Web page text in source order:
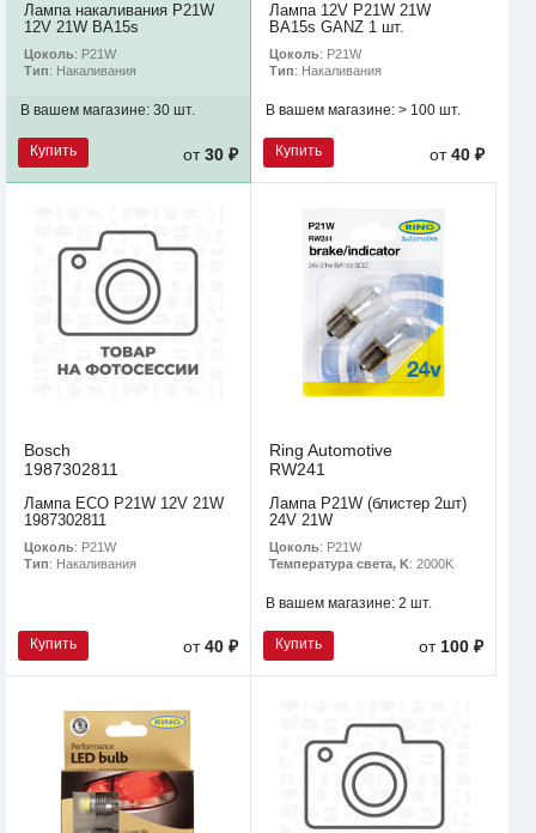
Лампа накаливания P21W
12V 21W BA15s
Цоколь: P21W
Тип: Накаливания
В вашем магазине: 30 шт.
Купить от30 ₽
Лампа 12V P21W 21W
BA15s GANZ 1 шт.
Цоколь: P21W
Тип: Накаливания
В вашем магазине: > 100 шт.
Купить от40 ₽
Bosch
1987302811
Лампа ECO P21W 12V 21W
1987302811
Цоколь: P21W
Тип: Накаливания
Купить от40 ₽
Ring Automotive
RW241
Лампа P21W (блистер 2шт)
24V 21W
Цоколь: P21W
Температура света, K: 2000K
В вашем магазине: 2 шт.
Купить от100 ₽